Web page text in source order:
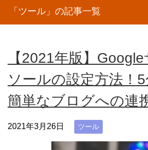
「ツール」の記事一覧
【2021年版】
ソールの設定方法！
簡単なブログへの連
2021年3月26日 ツール